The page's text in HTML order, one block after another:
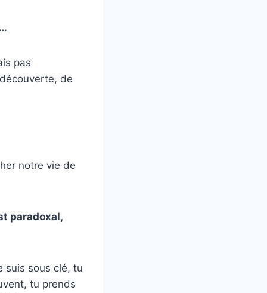
pas
de
notre vie de
paradoxal,
suis sous clé, tu
tu prends